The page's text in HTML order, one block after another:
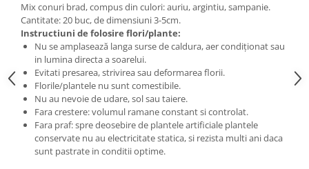
Mix conuri brad, compus din culori: auriu, argintiu, sampanie.
Cantitate: 20 buc, de dimensiuni 3-5cm.
Instructiuni de folosire flori/plante:
Nu se amplasează langa surse de caldura, aer condiționat sau
in lumina directa a soarelui.
Evitati presarea, strivirea sau deformarea florii.
Florile/plantele nu sunt comestibile.
Nu au nevoie de udare, sol sau taiere.
Fara crestere: volumul ramane constant si controlat.
Fara praf: spre deosebire de plantele artificiale plantele
conservate nu au electricitate statica, si rezista multi ani daca
sunt pastrate in conditii optime.